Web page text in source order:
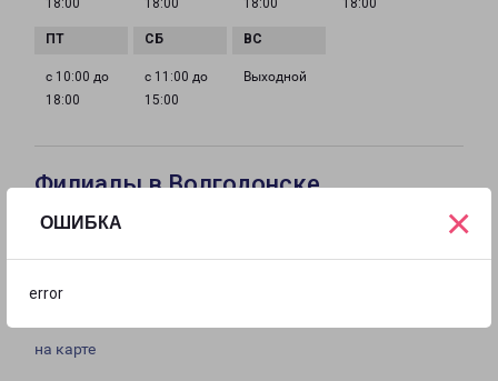
ОШИБКА
error
×
18:00 18:00 18:00 18:00
с 10:00 до
18:00
с 11:00 до
15:00
Выходной
Филиалы в Волгодонске
Романовское шоссе, 1Д
на карте